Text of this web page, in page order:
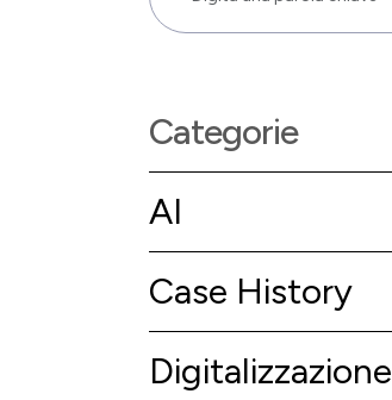
Categorie
AI
Case History
Digitalizzazione